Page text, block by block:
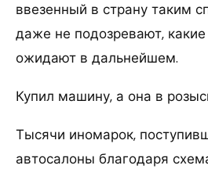
ввезенный в страну таким
даже не подозревают,
ожидают в дальнейшем.
Купил машину, а она в
Тысячи иномарок,
автосалоны благодаря